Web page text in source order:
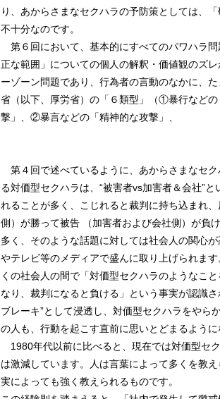
り、あからさまなセクハラの予防策としては、
不十分なのです。
第６回において、基本的にすべてのパワハラ問
正な範囲」についての個人の解釈・価値観のズ
ーゾーン問題であり、行為者の言動のなかに、
省（以下、厚労省）の「６類型」（①暴行などの
撃」、②暴言などの「精神的な攻撃」、
第４回で述べているように、あからさまなセク
る対価型セクハラは、“被害者vs加害者＆会社”と
れることが多く、こじれると裁判に持ち込まれ
側）が勝って被告 （加害者および会社側）が負
多く、そのような話題に対しては社会人の関心
やテレビ等のメディアで盛んに取り上げられま
くの社会人の間で「対価型セクハラのようなこ
なり、裁判になると負ける」という事実が認識さ
ブレーキ”として浸透し、対価型セクハラをやら
の人も、行動を起こす直前に思いとどまるように
1980年代以前に比べると、現在では対価型セ
は激減しています。人は言葉によって多くを教
実によっても強く教えられるものです。